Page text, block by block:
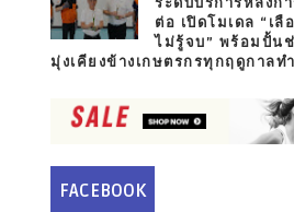
ต่อ เปิดโมเดล “เ
ไม่รู้จบ” พร้อมปั้น
มุ่งเคียงข้างเกษตรกรทุกฤดูกาลท
FACEBOOK